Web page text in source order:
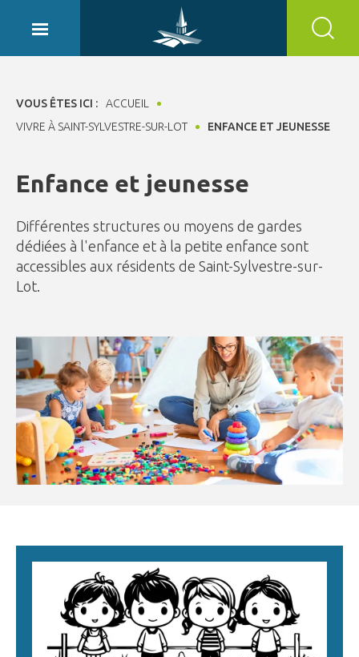
VOUS ÊTES ICI :
ACCUEIL
VIVRE À SAINT-SYLVESTRE-SUR-LOT
ENFANCE ET JEUNESSE
Enfance et jeunesse
Différentes structures ou moyens de gardes
dédiées à l'enfance et à la petite enfance sont
accessibles aux résidents de Saint-Sylvestre-sur-
Lot.
Panneau de gestion des cookies